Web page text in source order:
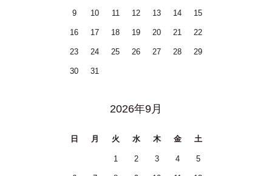
9 10 11 12 13 14 15
16 17 18 19 20 21 22
23 24 25 26 27 28 29
30 31
2026年9月
日 月 火 水 木 金 土
1 2 3 4 5